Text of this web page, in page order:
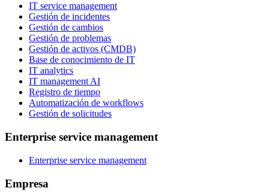
IT service management
Gestión de incidentes
Gestión de cambios
Gestión de problemas
Gestión de activos (CMDB)
Base de conocimiento de IT
IT analytics
IT management AI
Registro de tiempo
Automatización de workflows
Gestión de solicitudes
Enterprise service management
Enterprise service management
Empresa